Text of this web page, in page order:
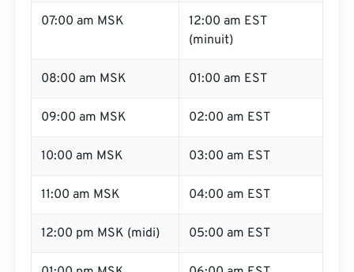
07:00 am MSK
12:00 am EST
(minuit)
08:00 am MSK 01:00 am EST
09:00 am MSK 02:00 am EST
10:00 am MSK 03:00 am EST
11:00 am MSK 04:00 am EST
12:00 pm MSK (midi) 05:00 am EST